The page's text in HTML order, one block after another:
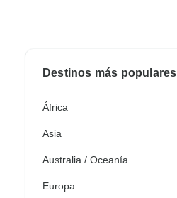
Destinos más populares
África
Asia
Australia / Oceanía
Europa